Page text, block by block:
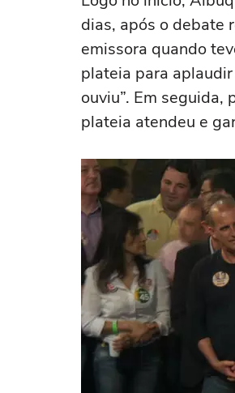
dias, após o debate
emissora quando
plateia para
ouviu”. Em seguida,
plateia atendeu e